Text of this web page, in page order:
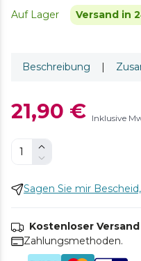
Auf Lager Versand in
Beschreibung |
21,90 € Inklusive
Sagen Sie mir
Kostenloser
Zahlungsmethoden.